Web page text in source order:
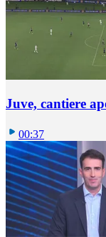
Juve, cantiere
00:37